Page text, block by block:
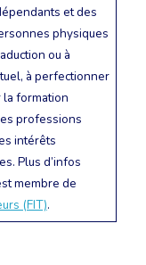
et des
physiques
ou à
à perfectionner
formation
professions
intérêts
Plus d’infos
membre de
(FIT).